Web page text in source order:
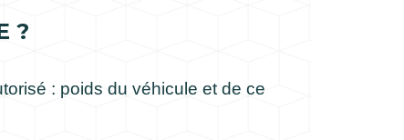
?
: poids du véhicule et de ce